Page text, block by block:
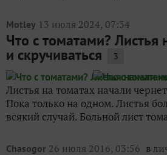
Motley 13 июля 2024, 07:34
Что с томатами? Листья
и скручиваться 3
Листья на томатах начали
Пока только на одном. Листья
всякий случай. Больной лист
Chasogor 26 июля 2016, 03:56 в